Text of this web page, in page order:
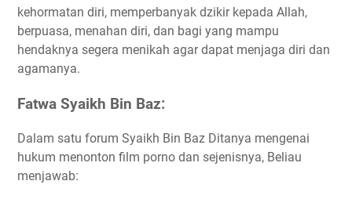
kehormatan diri, memperbanyak dzikir kepada Allah,
berpuasa, menahan diri, dan bagi yang mampu
hendaknya segera menikah agar dapat menjaga diri dan
agamanya.
Fatwa Syaikh Bin Baz:
Dalam satu forum Syaikh Bin Baz Ditanya mengenai
hukum menonton film porno dan sejenisnya, Beliau
menjawab: